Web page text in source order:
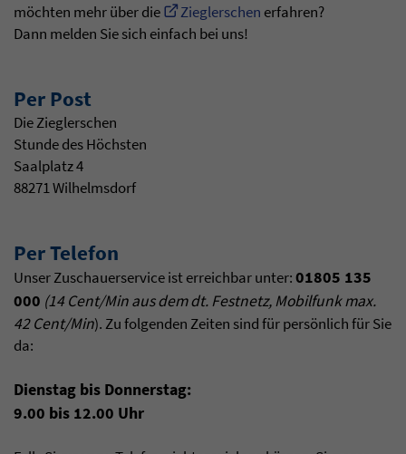
möchten mehr über die
Zieglerschen erfahren?
Dann melden Sie sich einfach bei uns!
Per Post
Die Zieglerschen
Stunde des Höchsten
Saalplatz 4
88271 Wilhelmsdorf
Per Telefon
Unser Zuschauerservice ist erreichbar unter:01805 135
000 (14 Cent/Min aus dem dt. Festnetz, Mobilfunk max.
42 Cent/Min). Zu folgenden Zeiten sind für persönlich für Sie
da:
Dienstag bis Donnerstag:
9.00 bis 12.00 Uhr